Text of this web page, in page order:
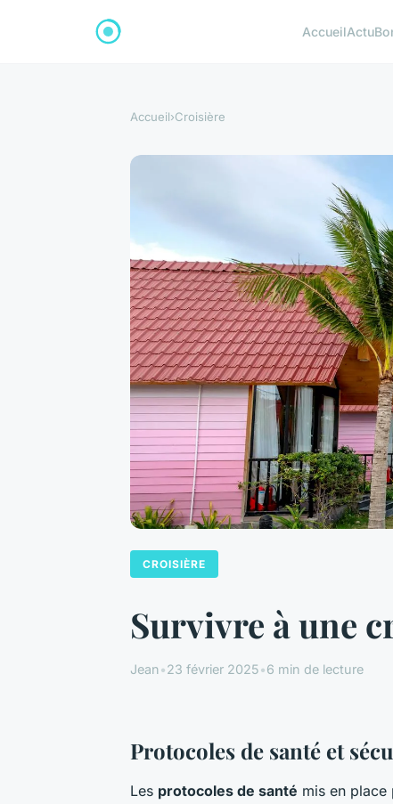
AccueilActu
Accueil›Croisière
CROISIÈRE
Survivre à une
Jean•23 février 2025•6 min de lecture
Protocoles de santé et
Les protocoles de santé mis en place